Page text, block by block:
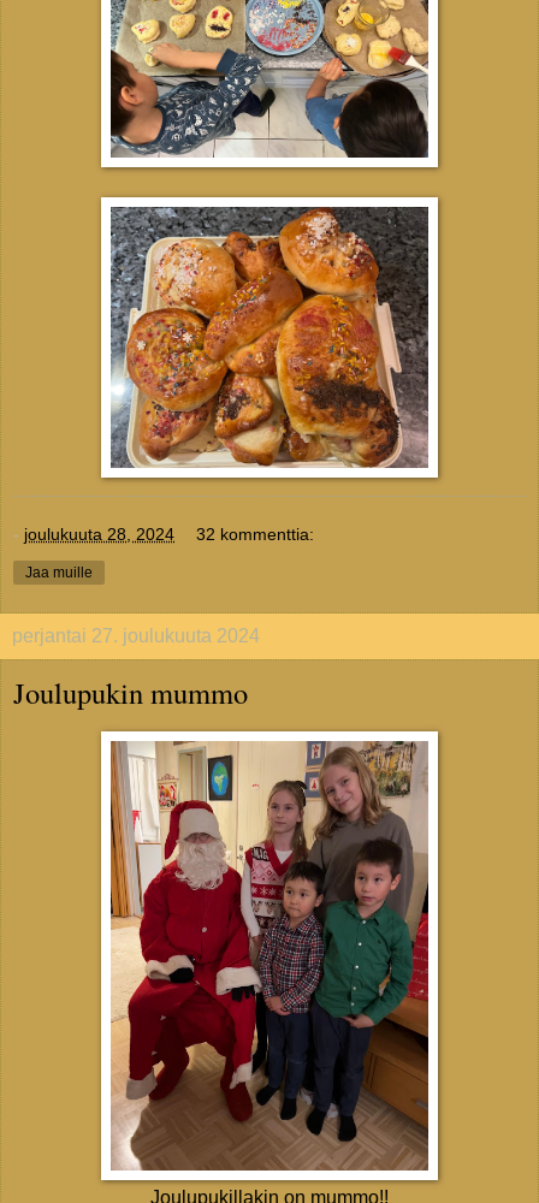
- joulukuuta 28, 2024 32 kommenttia:
Jaa muille
perjantai 27. joulukuuta 2024
Joulupukin mummo
Joulupukillakin on mummo!!